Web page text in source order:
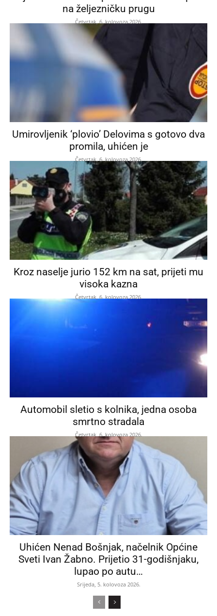
na željezničku prugu
Četvrtak, 6. kolovoza 2026.
Umirovljenik ‘plovio’ Delovima s gotovo dva
promila, uhićen je
Četvrtak, 6. kolovoza 2026.
Kroz naselje jurio 152 km na sat, prijeti mu
visoka kazna
Četvrtak, 6. kolovoza 2026.
Automobil sletio s kolnika, jedna osoba
smrtno stradala
Četvrtak, 6. kolovoza 2026.
Uhićen Nenad Bošnjak, načelnik Općine
Sveti Ivan Žabno. Prijetio 31-godišnjaku,
lupao po autu…
Srijeda, 5. kolovoza 2026.